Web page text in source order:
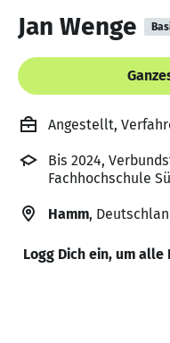
Jan Wenge
Angestellt,
Bis 2024,
Fachhochschule
Hamm,
Logg Dich ein, um alle